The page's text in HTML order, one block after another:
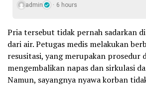
admin 6 hours
Pria tersebut tidak pernah sadarkan
dari air. Petugas medis melakukan
resusitasi, yang merupakan prosedur
mengembalikan napas dan sirkulasi
Namun, sayangnya nyawa korban